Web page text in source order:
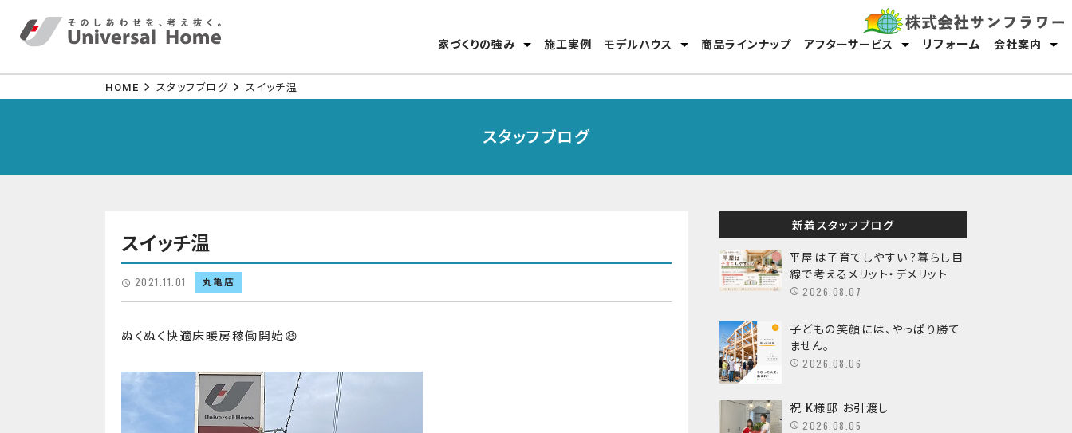
家づくりの強み 施工実例 モデルハウス 商品ラインナップ アフターサービス リフォーム 会社案内
HOME
スタッフブログ スイッチ温
スタッフブログ
スイッチ温
2021.11.01 丸亀店
ぬくぬく快適床暖房稼働開始😆
新着スタッフブログ
平屋は子育てしやすい？暮らし目
線で考えるメリット・デメリット
2026.08.07
子どもの笑顔には、やっぱり勝て
ません。
2026.08.06
祝 K様邸 お引渡し
2026.08.05